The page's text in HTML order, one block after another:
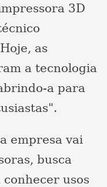
3D
as
a tecnologia
a para
empresa vai
busca
usos